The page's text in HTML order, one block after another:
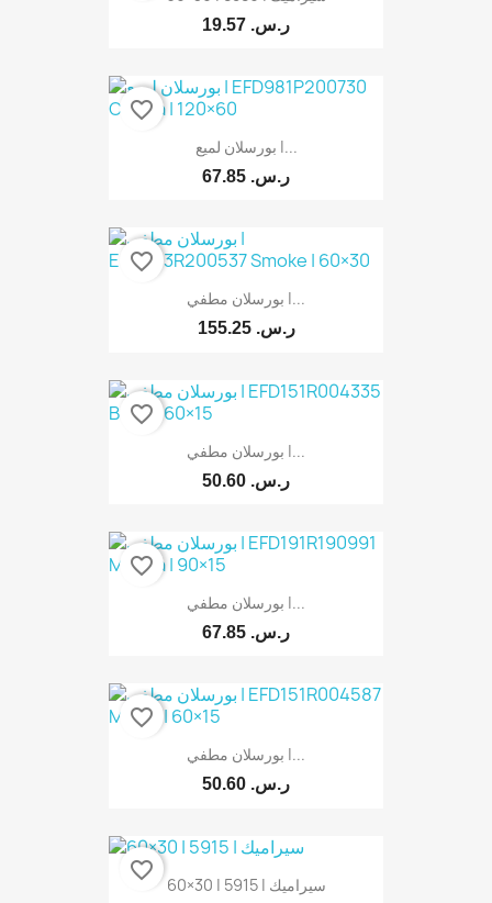
19.57 ر.س.‏
بورسلان لميع |...
67.85 ر.س.‏
favorite_border
بورسلان مطفي |...
155.25 ر.س.‏
favorite_border
بورسلان مطفي |...
50.60 ر.س.‏
favorite_border
بورسلان مطفي |...
67.85 ر.س.‏
favorite_border
بورسلان مطفي |...
50.60 ر.س.‏
favorite_border
سيراميك | 5915 | 30×60
favorite_border